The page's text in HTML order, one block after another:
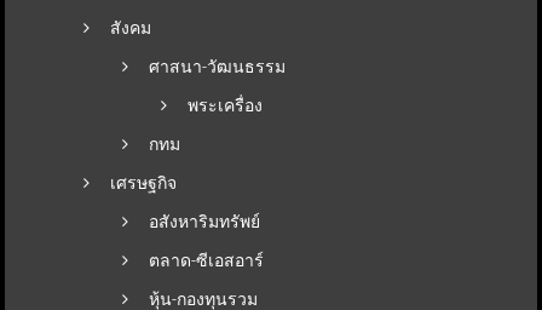
สังคม
ศาสนา-วัฒนธรรม
พระเครื่อง
กทม
เศรษฐกิจ
อสังหาริมทรัพย์
ตลาด-ซีเอสอาร์
หุ้น-กองทุนรวม